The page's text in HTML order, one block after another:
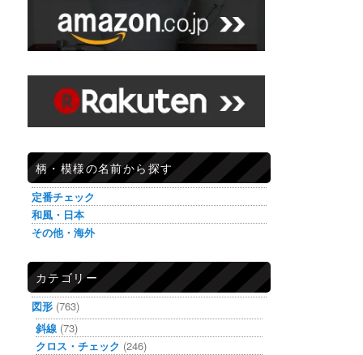
柄・模様の名前から探す
定番チェック
和風・日本
その他・海外
カテゴリー
図形 (763)
斜線 (73)
クロス・チェック (246)